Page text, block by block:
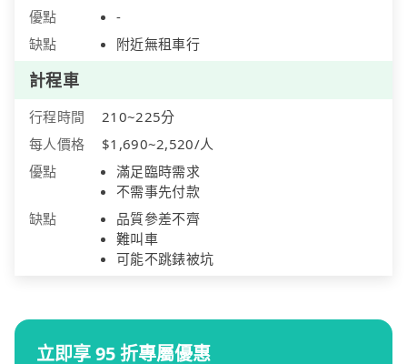
優點
-
缺點
附近無租車行
計程車
行程時間
210~225分
每人價格
$1,690~2,520/人
優點
滿足臨時需求
不需事先付款
缺點
品質參差不齊
難叫車
可能不跳錶被坑
立即享 95 折專屬優惠